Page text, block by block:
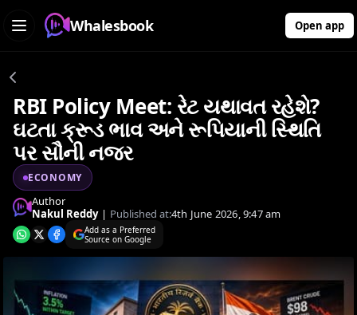
Whalesbook Open app
RBI Policy Meet: રેટ યથાવત રહેશે?
ઘટતા ક્રૂડ ભાવ અને રૂપિયાની સ્થિતિ
પર સૌની નજર
ECONOMY
Author
Nakul Reddy | Published at:4th June 2026, 9:47 am
Add as a Preferred
Source on Google